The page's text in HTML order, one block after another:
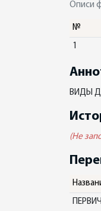
Описи
№
1
ВИДЫ
(Не